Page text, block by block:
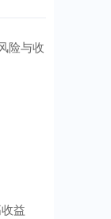
险与收
益